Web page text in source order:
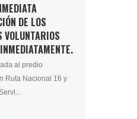
DE LOS
VOLUNTARIOS
al predio
Ruta Nacional 16 y